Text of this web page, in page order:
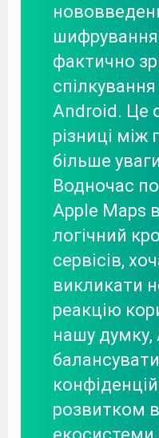
шифрування
фактично
Android. Це
різниці
більше
Водночас
Apple Maps
логічний
сервісів,
викликати
реакцію
нашу думку,
розвитком